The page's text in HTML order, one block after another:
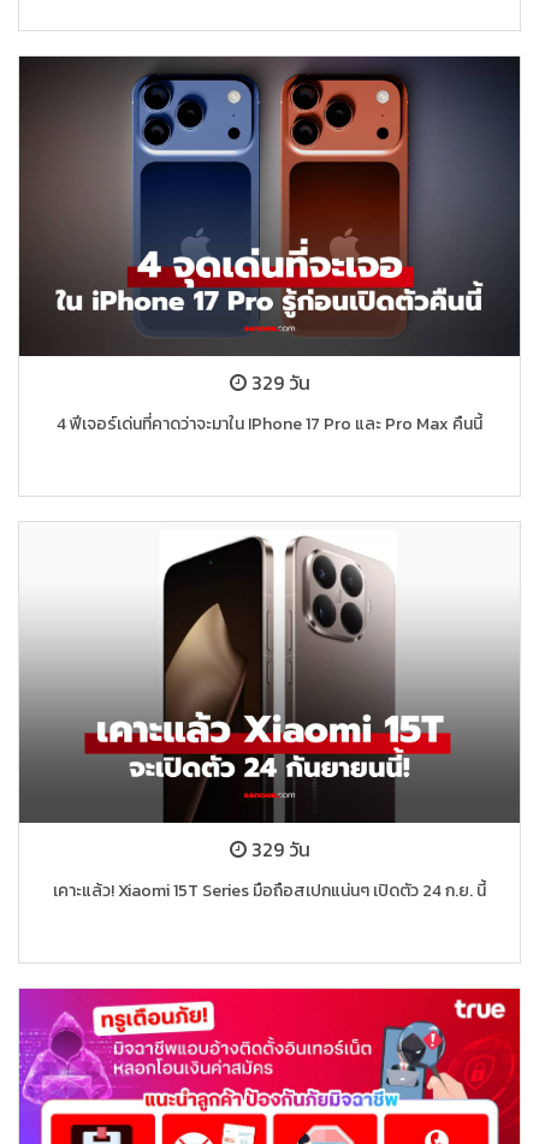
329 วัน
4 ฟีเจอร์เด่นที่คาดว่าจะมาใน IPhone 17 Pro และ Pro Max คืนนี้
329 วัน
เคาะแล้ว! Xiaomi 15T Series มือถือสเปกแน่นๆ เปิดตัว 24 ก.ย. นี้